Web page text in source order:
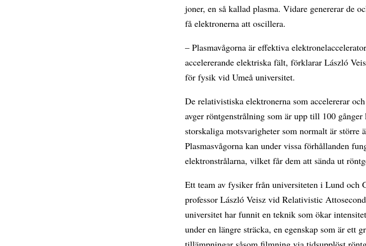
joner, en så kallad plasma. Vidare genererar de
få elektronerna att oscillera.
– Plasmavågorna är effektiva
accelererande elektriska fält, förklarar László
för fysik vid Umeå universitet.
De relativistiska elektronerna som accelererar
avger röntgenstrålning som är upp till 100 gånger
storskaliga motsvarigheter som normalt är större
Plasmasvågorna kan under vissa förhållanden
elektronstrålarna, vilket får dem att sända ut
Ett team av fysiker från universiteten i Lund och
professor László Veisz vid Relativistic
universitet har funnit en teknik som ökar
under en längre sträcka, en egenskap som är ett